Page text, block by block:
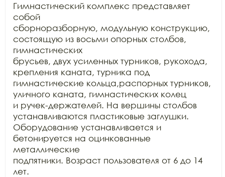
Гимнастический комплекс представляет
собой
сборноразборную, модульную конструкцию,
состоящую из восьми опорных столбов,
гимнастических
брусьев, двух усиленных турников, рукохода,
крепления каната, турника под
гимнастические кольца,распорных турников,
уличного каната, гимнастических колец
и ручек-держателей. На вершины столбов
устанавливаются пластиковые заглушки.
Оборудование устанавливается и
бетонируется на оцинкованные
металлические
подпятники. Возраст пользователя от 6 до 14
лет.